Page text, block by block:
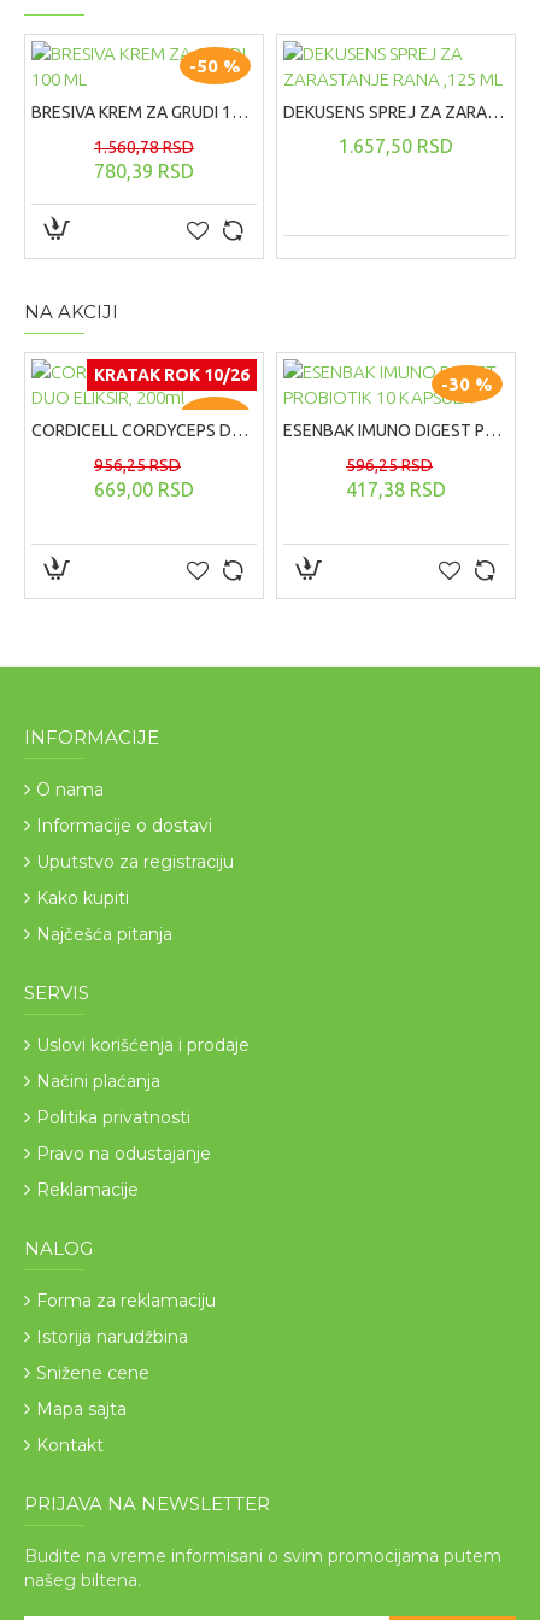
kože, kose i noktiju. Selen je značajan za proizvodnju
hormona štitne žlezde i kao sastavni deo antioksidativnog
sistema u organizmu, dok hrom pozitivno utiče na
regulaciju nivoa glukoze.
-50 %
BRESIVA KREM ZA GRUDI 100 ML
780,39 RSD
1.560,78 RSD
DEKUSENS SPREJ ZA ZARASTANJE RANA ,125 ML
1.657,50 RSD
NA AKCIJI
KRATAK ROK 10/26
-30 %
CORDICELL CORDYCEPS DUO ELIKSIR, 200ml
669,00 RSD
956,25 RSD
-30 %
ESENBAK IMUNO DIGEST PROBIOTIK 10 KAPSULA
417,38 RSD
596,25 RSD
INFORMACIJE
O nama
Informacije o dostavi
Uputstvo za registraciju
Kako kupiti
Najčešća pitanja
SERVIS
Uslovi korišćenja i prodaje
Načini plaćanja
Politika privatnosti
Pravo na odustajanje
Reklamacije
NALOG
Forma za reklamaciju
Istorija narudžbina
Snižene cene
Mapa sajta
Kontakt
PRIJAVA NA NEWSLETTER
Budite na vreme informisani o svim promocijama putem
našeg biltena.